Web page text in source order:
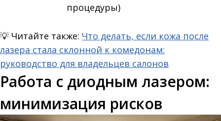
процедуры)
💡 Читайте также: Что делать, если кожа после
лазера стала склонной к комедонам:
руководство для владельцев салонов
Работа с диодным лазером:
минимизация рисков